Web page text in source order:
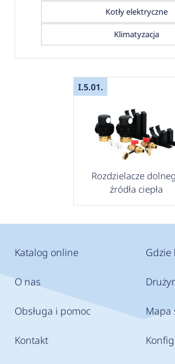
Kotły elektryczne
Klimatyzacja
I.5.01.
Rozdzielacze
źródła ciepła
Katalog online
O nas
Obsługa i pomoc
Kontakt
Gdzie
Mapa